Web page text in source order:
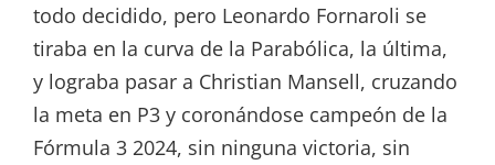
todo decidido, pero Leonardo Fornaroli se
tiraba en la curva de la Parabólica, la última,
y lograba pasar a Christian Mansell, cruzando
la meta en P3 y coronándose campeón de la
Fórmula 3 2024, sin ninguna victoria, sin